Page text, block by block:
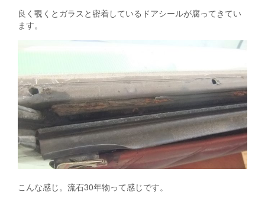
良く覗くとガラスと密着しているドアシールが腐ってきてい
ます。
こんな感じ。流石30年物って感じです。